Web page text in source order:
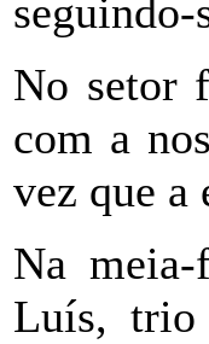
No setor
com a
vez que a
Na
Luís, trio